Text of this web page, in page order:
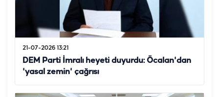
21-07-2026 13:21
DEM Parti İmralı heyeti duyurdu: Öcalan'dan
'yasal zemin' çağrısı